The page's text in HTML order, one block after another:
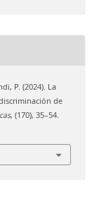
P. (2024). La
de
, (170), 35–54.